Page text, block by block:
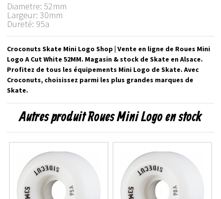
Diametre: 52mm
Largeur: 30mm
Dureté: 95a
Croconuts Skate Mini Logo Shop | Vente en ligne de Roues Mini
Logo A Cut White 52MM. Magasin & stock de Skate en Alsace.
Profitez de tous les équipements Mini Logo de Skate. Avec
Croconuts, choisissez parmi les plus grandes marques de
Skate.
Autres produit Roues Mini Logo en stock